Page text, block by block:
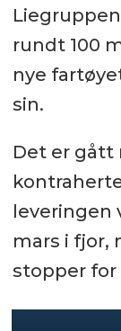
rundt 100
nye
sin.
Det er gått
leveringen
mars i fjor,
stopper for